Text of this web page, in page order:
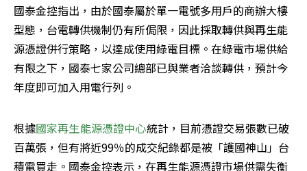
國泰金控指出，由於國泰屬於單一電號多用戶的商辦大樓
型態，台電轉供機制仍有所侷限，因此採取轉供與再生能
源憑證併行策略，以達成使用綠電目標。在綠電市場供給
有限之下，國泰七家公司總部已與業者洽談轉供，預計今
年度即可加入用電行列。
根據國家再生能源憑證中心統計，目前憑證交易張數已破
百萬張，但有將近99％的成交紀錄都是被「護國神山」台
積電買走。國泰金控表示，在再生能源憑證市場供需失衡